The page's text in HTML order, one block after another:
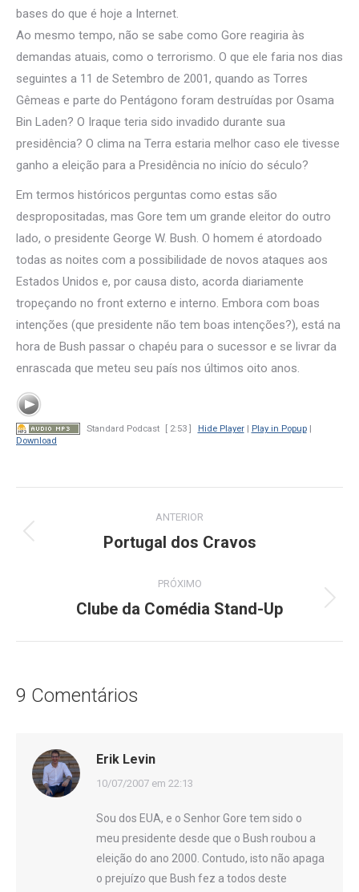
bases do que é hoje a Internet.
Ao mesmo tempo, não se sabe como Gore reagiria às
demandas atuais, como o terrorismo. O que ele faria nos dias
seguintes a 11 de Setembro de 2001, quando as Torres
Gêmeas e parte do Pentágono foram destruídas por Osama
Bin Laden? O Iraque teria sido invadido durante sua
presidência? O clima na Terra estaria melhor caso ele tivesse
ganho a eleição para a Presidência no início do século?
Em termos históricos perguntas como estas são
despropositadas, mas Gore tem um grande eleitor do outro
lado, o presidente George W. Bush. O homem é atordoado
todas as noites com a possibilidade de novos ataques aos
Estados Unidos e, por causa disto, acorda diariamente
tropeçando no front externo e interno. Embora com boas
intenções (que presidente não tem boas intenções?), está na
hora de Bush passar o chapéu para o sucessor e se livrar da
enrascada que meteu seu país nos últimos oito anos.
Standard Podcast [ 2:53 ] Hide Player| Play in Popup|
Download
de
ANTERIOR
Post
Portugal dos Cravos
PRÓXIMO
Próximo
Clube da Comédia Stand-Up
9 Comentários
Erik Levin
disse:
10/07/2007 em 22:13
Sou dos EUA, e o Senhor Gore tem sido o
meu presidente desde que o Bush roubou a
eleição do ano 2000. Contudo, isto não apaga
o prejuízo que Bush fez a todos deste